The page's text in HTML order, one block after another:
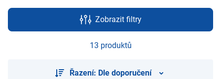
Zobrazit filtry
13 produktů
Řazení: Dle doporučení